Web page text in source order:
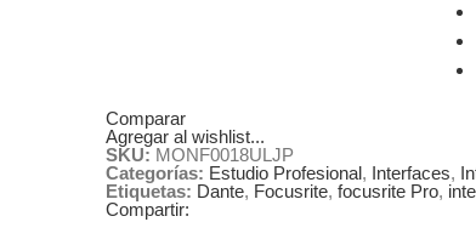
Comparar
Agregar al wishlist...
SKU: MONF0018ULJP
Categorías: Estudio Profesional, Interfaces,
Etiquetas: Dante, Focusrite, focusrite Pro,
Compartir: